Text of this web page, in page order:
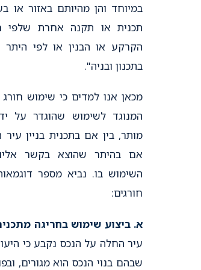
במיוחד והן מהיותם באזור או
תכנית או תקנה אחרת שלפי
הקרקע או הבנין או לפי
בתכנון ובניה".
מכאן אנו למדים כי שימוש
המנוגד לשימוש שהוגדר על
מותר, בין אם בתכנית בניין
אם בהיתר שהוצא בקשר
השימוש בו. נביא מספר
חורגים:
א. ביצוע שימוש בחריגה
עיר החלה על הנכס נקבע כי
שבהם בנוי הנכס הוא מגורים,